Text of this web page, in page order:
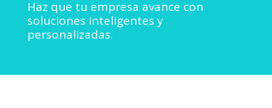
Haz que tu empresa avance con
soluciones inteligentes y
personalizadas.